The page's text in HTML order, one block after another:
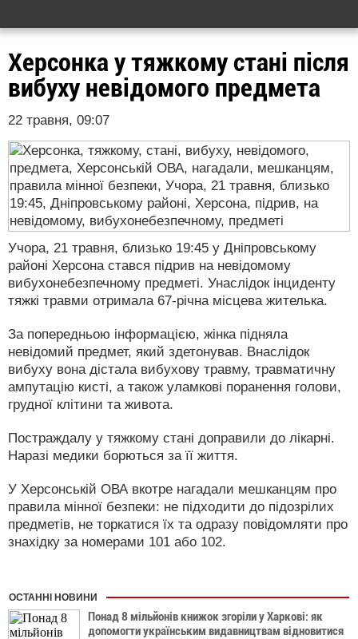
Херсонка у тяжкому стані після
вибуху невідомого предмета
22 травня, 09:07
Учора, 21 травня, близько 19:45 у Дніпровському
районі Херсона стався підрив на невідомому
вибухонебезпечному предметі. Унаслідок інциденту
тяжкі травми отримала 67-річна місцева жителька.
За попередньою інформацією, жінка підняла
невідомий предмет, який здетонував. Внаслідок
вибуху вона дістала вибухову травму, травматичну
ампутацію кисті, а також уламкові поранення голови,
грудної клітини та живота.
Постраждалу у тяжкому стані доправили до лікарні.
Наразі медики борються за її життя.
У Херсонській ОВА вкотре нагадали мешканцям про
правила мінної безпеки: не підходити до підозрілих
предметів, не торкатися їх та одразу повідомляти про
знахідку за номерами 101 або 102.
ОСТАННІ НОВИНИ
Понад 8 мільйонів книжок згоріли у Харкові: як
допомогти українським видавництвам відновитися